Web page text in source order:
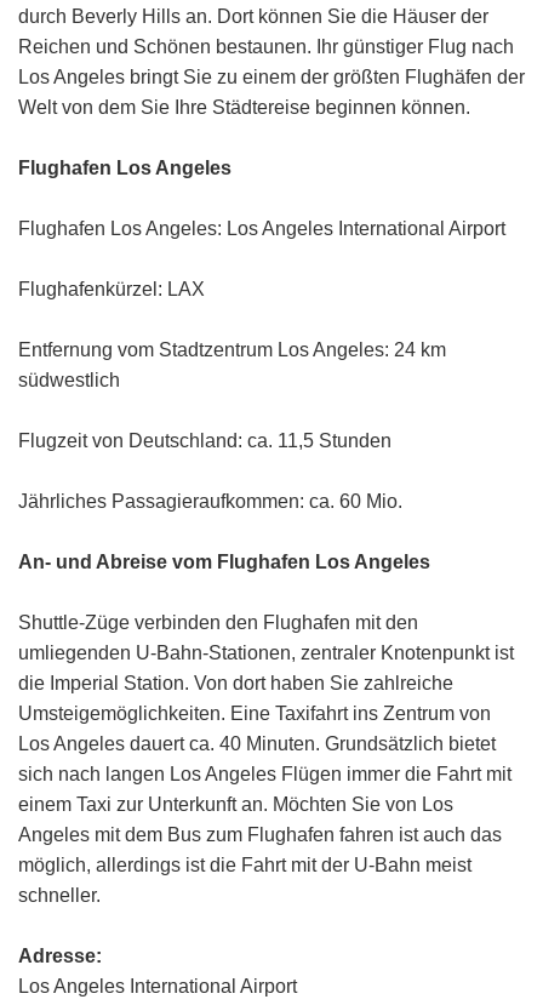
durch Beverly Hills an. Dort können Sie die Häuser der
Reichen und Schönen bestaunen.
Ihr günstiger Flug nach
Los Angeles bringt Sie zu einem der größten Flughäfen der
Welt von dem Sie Ihre Städtereise beginnen können.
Flughafen Los Angeles
Flughafen Los Angeles: Los Angeles International Airport
Flughafenkürzel: LAX
Entfernung vom Stadtzentrum Los Angeles: 24 km
südwestlich
Flugzeit von Deutschland: ca. 11,5 Stunden
Jährliches Passagieraufkommen: ca. 60 Mio.
An- und Abreise vom Flughafen Los Angeles
Shuttle-Züge verbinden den Flughafen mit den
umliegenden U-Bahn-Stationen, zentraler Knotenpunkt ist
die Imperial Station. Von dort haben Sie zahlreiche
Umsteigemöglichkeiten. Eine Taxifahrt ins Zentrum von
Los Angeles dauert ca. 40 Minuten. Grundsätzlich bietet
sich nach langen Los Angeles Flügen immer die Fahrt mit
einem Taxi zur Unterkunft an. Möchten Sie von Los
Angeles mit dem Bus zum Flughafen fahren ist auch das
möglich, allerdings ist die Fahrt mit der U-Bahn meist
schneller.
Adresse:
Los Angeles International Airport